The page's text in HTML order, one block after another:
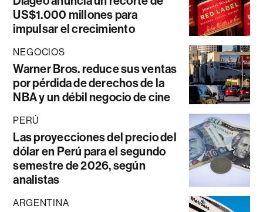
US$1.000 millones para
impulsar el crecimiento
NEGOCIOS
Warner Bros. reduce sus ventas
por pérdida de derechos de la
NBA y un débil negocio de cine
PERÚ
Las proyecciones del precio del
dólar en Perú para el segundo
semestre de 2026, según
analistas
ARGENTINA